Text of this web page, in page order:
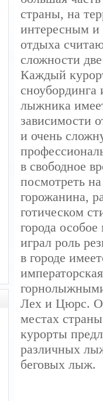
страны, на
интересным
отдыха
сложности
Каждый
лыжника
зависимости
и очень
в свободное
посмотреть
горожанина,
готическом
города
играл роль
в городе
Лех и Цюрс.
местах
курорты
различных
беговых лыж.